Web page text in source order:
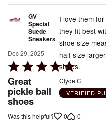
GV
Special
Suede
Sneakers
Dec 29, 2025
Rated
5
out
of
5
Great
pickle ball
shoes
I love them
they fit best
shoe size
half size
shoes.
Clyde C
VERIFIED
Was this helpful? 0 0